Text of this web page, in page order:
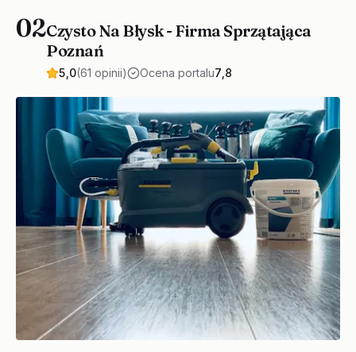
02Czysto Na Błysk - Firma Sprzątająca
Poznań
5,0(61 opinii) Ocena portalu7,8